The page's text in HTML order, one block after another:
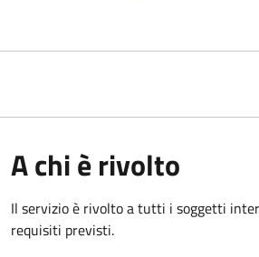
A chi è rivolto
Il servizio è rivolto a tutti i soggetti
requisiti previsti.